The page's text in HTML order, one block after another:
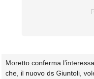
Moretto conferma
che, il nuovo ds Giuntoli,